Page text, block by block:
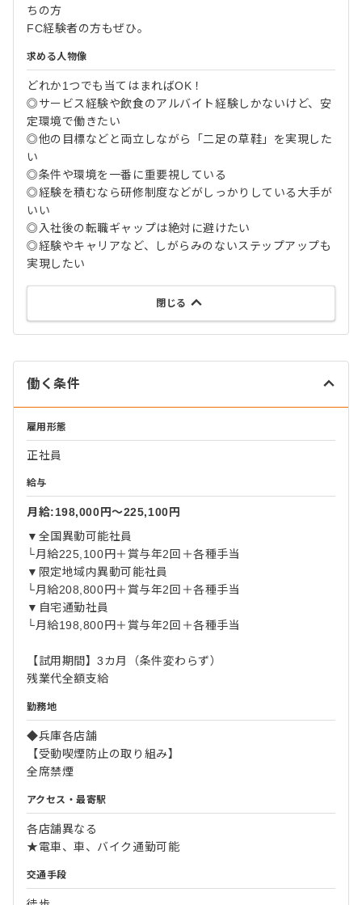
ちの方
FC経験者の方もぜひ。
求める人物像
どれか1つでも当てはまればOK！
◎サービス経験や飲食のアルバイト経験しかないけど、安
定環境で働きたい
◎他の目標などと両立しながら「二足の草鞋」を実現した
い
◎条件や環境を一番に重要視している
◎経験を積むなら研修制度などがしっかりしている大手が
いい
◎入社後の転職ギャップは絶対に避けたい
◎経験やキャリアなど、しがらみのないステップアップも
実現したい
閉じる
働く条件
雇用形態
正社員
給与
月給:198,000円〜225,100円
▼全国異動可能社員
└月給225,100円＋賞与年2回＋各種手当
▼限定地域内異動可能社員
└月給208,800円＋賞与年2回＋各種手当
▼自宅通勤社員
└月給198,800円＋賞与年2回＋各種手当
【試用期間】3カ月（条件変わらず）
残業代全額支給
勤務地
◆兵庫各店舗
【受動喫煙防止の取り組み】
全席禁煙
アクセス・最寄駅
各店舗異なる
★電車、車、バイク通勤可能
交通手段